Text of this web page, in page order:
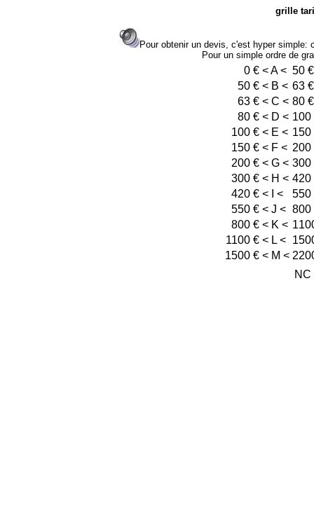
grille
Pour obtenir un devis, c'est hyper simple:
Pour un simple ordre de
0 € < A < 50 €
50 € < B < 63 €
63 € < C < 80 €
80 € < D < 100
100 € < E < 150
150 € < F < 200
200 € < G < 300
300 € < H < 420
420 € < I <
550
550 € < J < 800
800 € < K <
1100 € < L <
1500 € < M <
NC